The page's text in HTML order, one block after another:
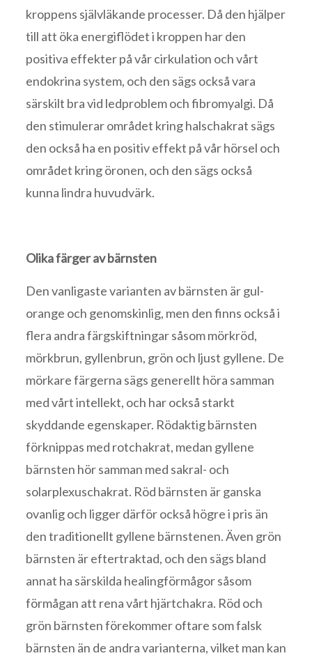
kroppens självläkande processer. Då den hjälper
till att öka energiflödet i kroppen har den
positiva effekter på vår cirkulation och vårt
endokrina system, och den sägs också vara
särskilt bra vid ledproblem och fibromyalgi. Då
den stimulerar området kring halschakrat sägs
den också ha en positiv effekt på vår hörsel och
området kring öronen, och den sägs också
kunna lindra huvudvärk.
Olika färger av bärnsten
Den vanligaste varianten av bärnsten är gul-
orange och genomskinlig, men den finns också i
flera andra färgskiftningar såsom mörkröd,
mörkbrun, gyllenbrun, grön och ljust gyllene. De
mörkare färgerna sägs generellt höra samman
med vårt intellekt, och har också starkt
skyddande egenskaper. Rödaktig bärnsten
förknippas med rotchakrat, medan gyllene
bärnsten hör samman med sakral- och
solarplexuschakrat. Röd bärnsten är ganska
ovanlig och ligger därför också högre i pris än
den traditionellt gyllene bärnstenen. Även grön
bärnsten är eftertraktad, och den sägs bland
annat ha särskilda healingförmågor såsom
förmågan att rena vårt hjärtchakra. Röd och
grön bärnsten förekommer oftare som falsk
bärnsten än de andra varianterna, vilket man kan